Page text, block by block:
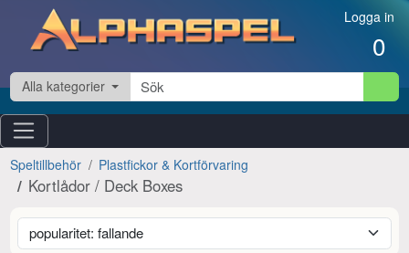
Hoppa till innehåll Logga in
0
Alla kategorier
Speltillbehör Plastfickor & Kortförvaring
Kortlådor / Deck Boxes